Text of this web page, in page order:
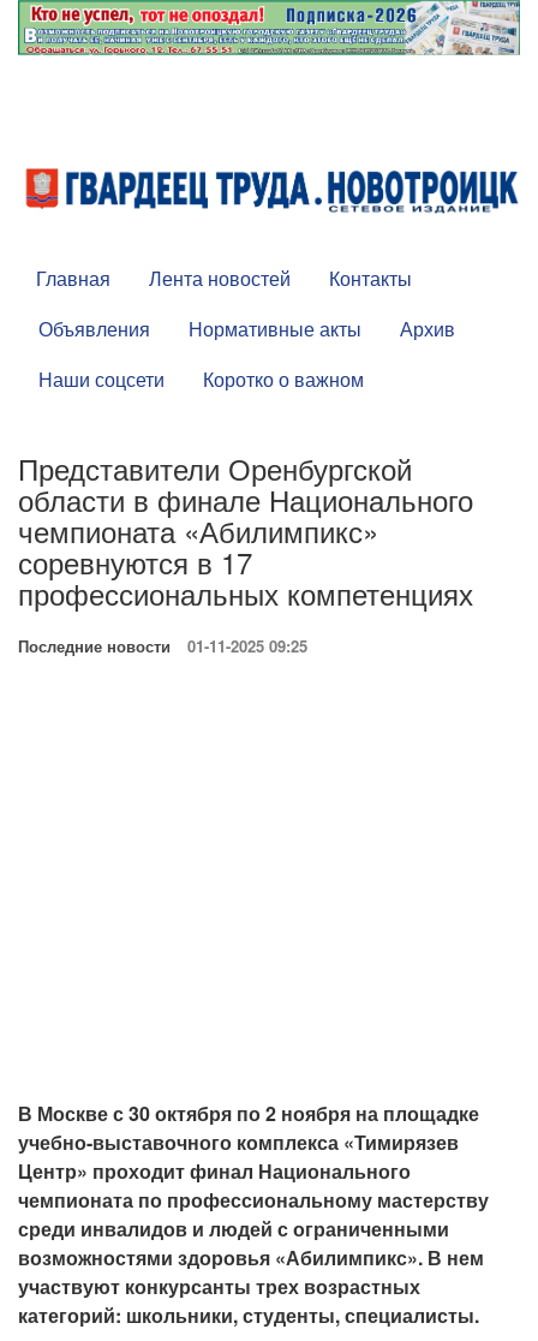
Главная Лента новостей
Контакты
Объявления
Нормативные акты
Архив
Наши соцсети
Коротко о важном
Представители Оренбургской
области в финале Национального
чемпионата «Абилимпикс»
соревнуются в 17
профессиональных компетенциях
Последние новости 01-11-2025 09:25
В Москве с 30 октября по 2 ноября на площадке
учебно-выставочного комплекса «Тимирязев
Центр» проходит финал Национального
чемпионата по профессиональному мастерству
среди инвалидов и людей сограниченными
возможностями здоровья «Абилимпикс». В нем
участвуют конкурсанты трех возрастных
категорий: школьники, студенты, специалисты.